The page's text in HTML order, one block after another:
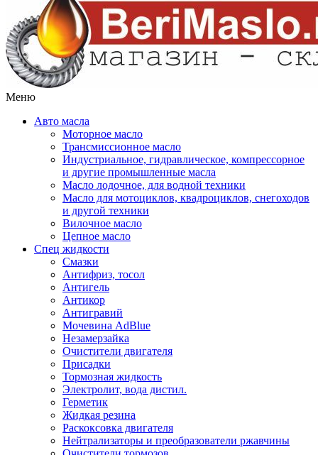
Меню
Авто масла
Моторное масло
Трансмиссионное масло
Индустриальное, гидравлическое, компрессорное
и другие промышленные масла
Масло лодочное, для водной техники
Масло для мотоциклов, квадроциклов, снегоходов
и другой техники
Вилочное масло
Цепное масло
Спец жидкости
Смазки
Антифриз, тосол
Антигель
Антикор
Антигравий
Мочевина AdBlue
Незамерзайка
Очистители двигателя
Присадки
Тормозная жидкость
Электролит, вода дистил.
Герметик
Жидкая резина
Раскоксовка двигателя
Нейтрализаторы и преобразователи ржавчины